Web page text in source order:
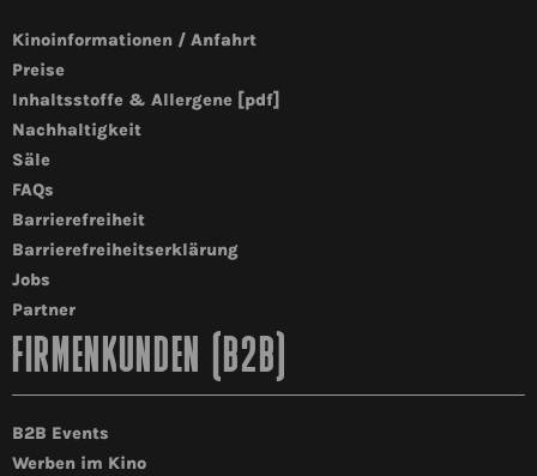
Kinoinformationen / Anfahrt
Preise
Inhaltsstoffe & Allergene [pdf]
Nachhaltigkeit
Säle
FAQs
Barrierefreiheit
Barrierefreiheitserklärung
Jobs
Partner
FIRMENKUNDEN (B2B)
B2B Events
Werben im Kino